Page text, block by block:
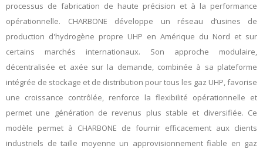
processus de fabrication de haute précision et à la performance
opérationnelle. CHARBONE développe un réseau d’usines de
production d'hydrogène propre UHP en Amérique du Nord et sur
certains marchés internationaux. Son approche modulaire,
décentralisée et axée sur la demande, combinée à sa plateforme
intégrée de stockage et de distribution pour tous les gaz UHP, favorise
une croissance contrôlée, renforce la flexibilité opérationnelle et
permet une génération de revenus plus stable et diversifiée. Ce
modèle permet à CHARBONE de fournir efficacement aux clients
industriels de taille moyenne un approvisionnement fiable en gaz